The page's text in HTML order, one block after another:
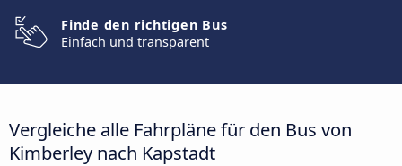
Finde den richtigen Bus
Einfach und transparent
Vergleiche alle Fahrpläne für den Bus von
Kimberley nach Kapstadt